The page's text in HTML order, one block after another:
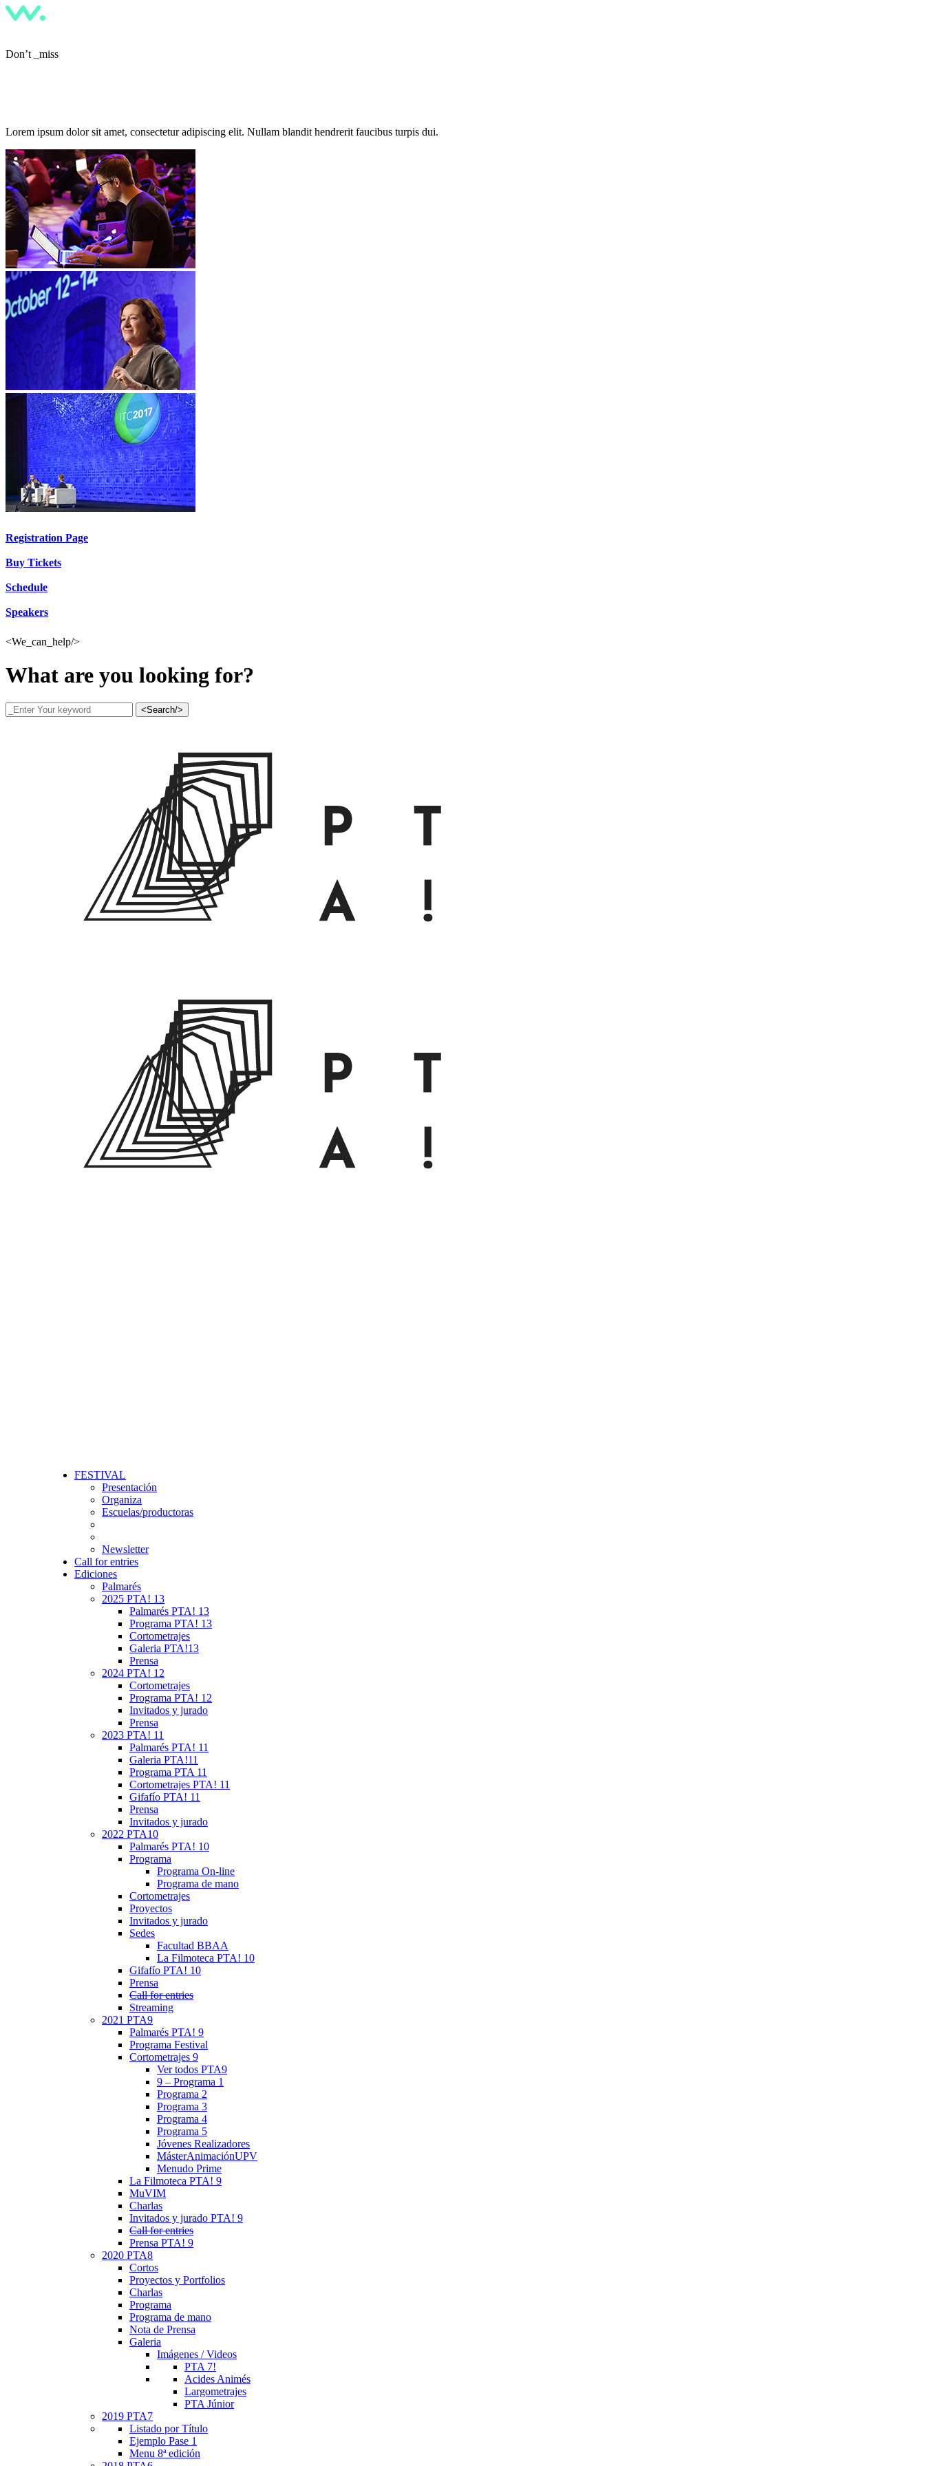
Don’t _miss
Lorem ipsum dolor sit amet, consectetur adipiscing elit. Nullam blandit hendrerit faucibus turpis dui.
Registration Page
Buy Tickets
Schedule
Speakers
<We_can_help/>
What are you looking for?
<Search/>
FESTIVAL
Presentación
Organiza
Escuelas/productoras
Newsletter
Call for entries
Ediciones
Palmarés
2025 PTA! 13
Palmarés PTA! 13
Programa PTA! 13
Cortometrajes
Galeria PTA!13
Prensa
2024 PTA! 12
Cortometrajes
Programa PTA! 12
Invitados y jurado
Prensa
2023 PTA! 11
Palmarés PTA! 11
Galeria PTA!11
Programa PTA 11
Cortometrajes PTA! 11
Gifafío PTA! 11
Prensa
Invitados y jurado
2022 PTA10
Palmarés PTA! 10
Programa
Programa On-line
Programa de mano
Cortometrajes
Proyectos
Invitados y jurado
Sedes
Facultad BBAA
La Filmoteca PTA! 10
Gifafío PTA! 10
Prensa
Call for entries
Streaming
2021 PTA9
Palmarés PTA! 9
Programa Festival
Cortometrajes 9
Ver todos PTA9
9 – Programa 1
Programa 2
Programa 3
Programa 4
Programa 5
Jóvenes Realizadores
MásterAnimaciónUPV
Menudo Prime
La Filmoteca PTA! 9
MuVIM
Charlas
Invitados y jurado PTA! 9
Call for entries
Prensa PTA! 9
2020 PTA8
Cortos
Proyectos y Portfolios
Charlas
Programa
Programa de mano
Nota de Prensa
Galeria
Imágenes / Videos
PTA 7!
Acides Animés
Largometrajes
PTA Júnior
2019 PTA7
Listado por Título
Ejemplo Pase 1
Menu 8ª edición